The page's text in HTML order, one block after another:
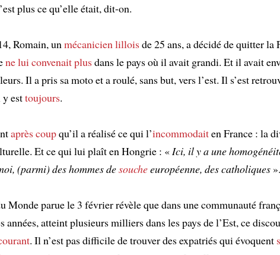
plus ce qu’elle était, dit-on.
Romain, un mécanicien lilloisde 25 ans, a décidé de quitter la
ne lui convenait plusdans le pays où il avait grandi. Et il avait
Il a pris sa moto et a roulé, sans but, vers l’est. Il s’est
esttoujours.
après coupqu’il a réalisé ce qui l’incommodaiten France : la
Et ce qui lui plaît en Hongrie : « Ici, il y a une
(parmi) des hommes desoucheeuropéenne, des catholiques ».
Monde parue le 3 février révèle que dans une communauté
années, atteint plusieurs milliers dans les pays de l’Est, ce
. Il n’est pas difficile de trouver des expatriés qui évoquent